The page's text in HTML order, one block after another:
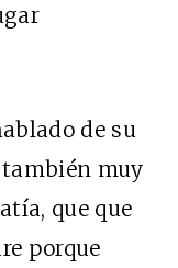
de su
muy
que que
porque